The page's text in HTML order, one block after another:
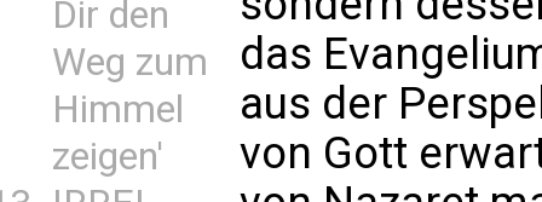
Dir den
Weg zum
Himmel
zeigen'
das
aus der
von Gott